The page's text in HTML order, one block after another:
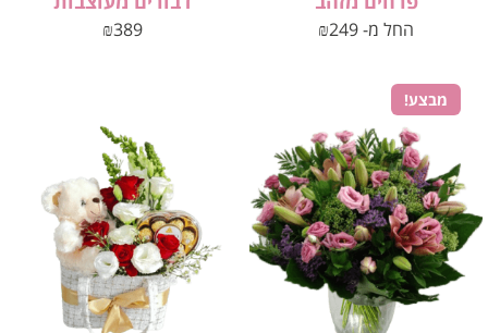
החל מ- ₪249
₪389
מבצע!